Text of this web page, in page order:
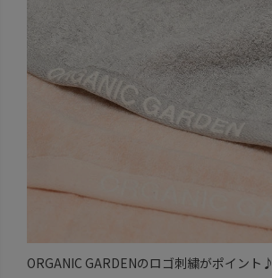
ORGANIC GARDENのロゴ刺繍がポイント♪